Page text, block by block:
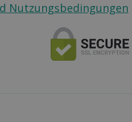
Nutzungsbedingungen